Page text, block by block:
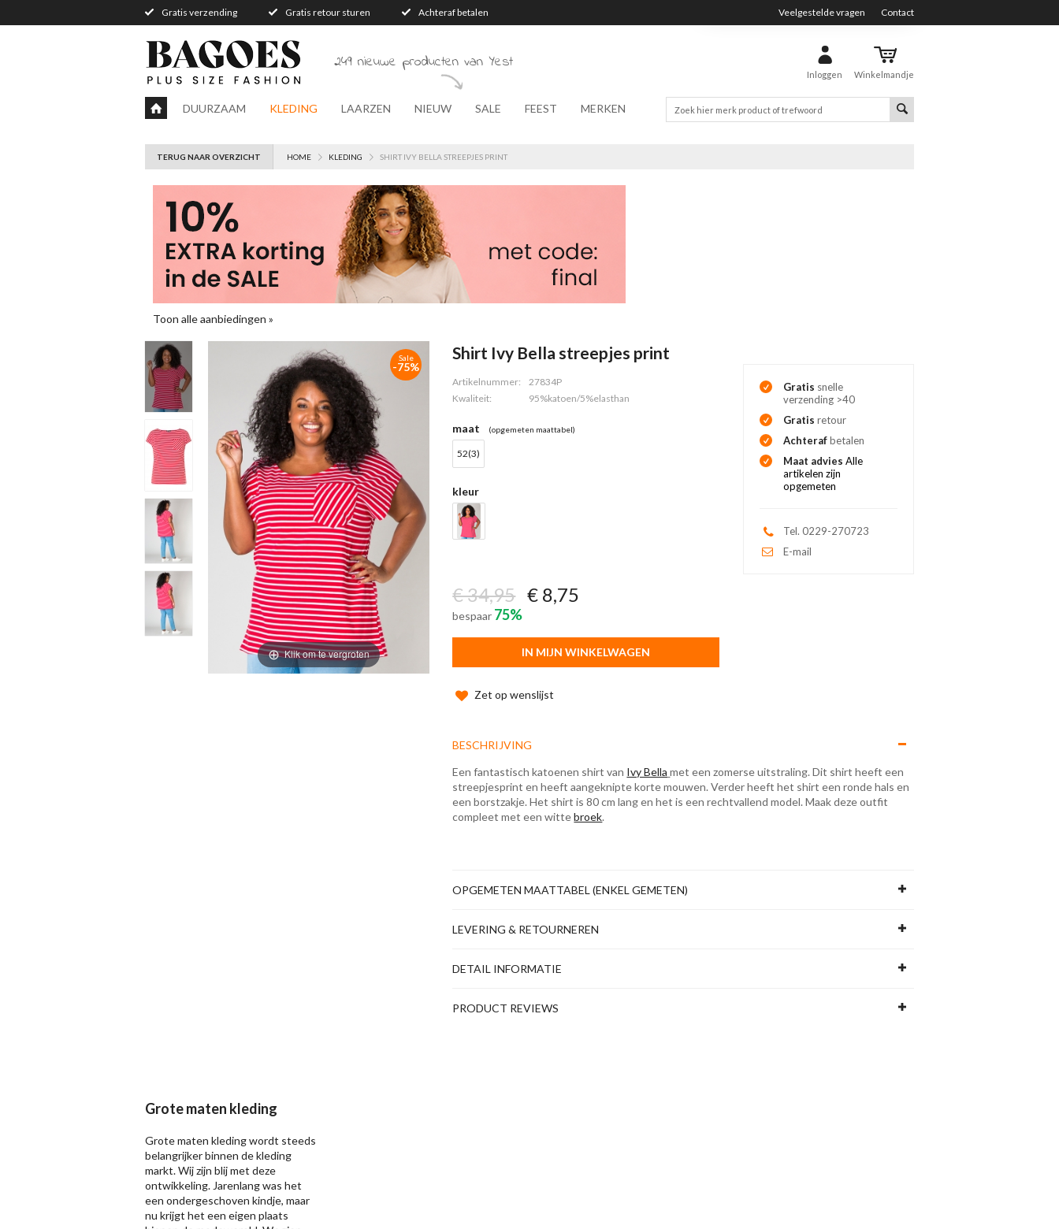
Gratis verzending Gratis retour sturen Achteraf betalen Veelgestelde vragen Contact
Inloggen Winkelmandje
249 nieuwe producten van Yest
DUURZAAM KLEDING LAARZEN NIEUW SALE FEEST MERKEN
TERUG NAAR OVERZICHT HOME KLEDING SHIRT IVY BELLA STREEPJES PRINT
Toon alle aanbiedingen »
Klik om te vergroten
Sale
-75%
Shirt Ivy Bella streepjes print
Artikelnummer:
27834P
Kwaliteit:
95%katoen/5%elasthan
maat (opgemeten maattabel)
52(3)
kleur
€ 34,95 € 8,75
bespaar 75%
IN MIJN WINKELWAGEN
Zet op wenslijst
Gratis snelle
verzending >40
Gratis retour
Achterafbetalen
Maat adviesAlle
artikelen zijn
opgemeten
Tel. 0229-270723
E-mail
BESCHRIJVING
Een fantastisch katoenen shirt van Ivy Bella met een zomerse uitstraling. Dit shirt heeft een
streepjesprint en heeft aangeknipte korte mouwen. Verder heeft het shirt een ronde hals en
een borstzakje. Het shirt is 80 cm lang en het is een rechtvallend model. Maak deze outfit
compleet met een wittebroek.
OPGEMETEN MAATTABEL (ENKEL GEMETEN)
LEVERING & RETOURNEREN
DETAIL INFORMATIE
PRODUCT REVIEWS
Grote maten kleding
Grote maten kleding wordt steeds
belangrijker binnen de kleding
markt. Wij zijn blij met deze
ontwikkeling. Jarenlang was het
een ondergeschoven kindje, maar
nu krijgt het een eigen plaats